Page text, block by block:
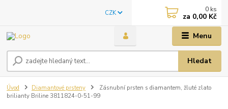
Menu
CZK
Hledat
0 ks
za 0,00 Kč
Úvod Diamantové prsteny
Zásnubní prsten s diamantem, žluté zlato
brilianty Briline 3811824-0-51-99